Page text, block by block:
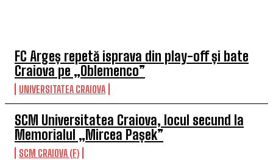
FC Argeș repetă isprava din play-off și bate
Craiova pe „Oblemenco”
UNIVERSITATEA CRAIOVA
SCM Universitatea Craiova, locul secund la
Memorialul „Mircea Pașek”
SCM CRAIOVA (F)